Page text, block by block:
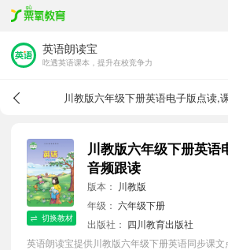
英语朗读宝
吃透英语课本，提升在校竞争力
川教版六年级下册英语电子版点读,
切换教材
川教版六年级下册英语
音频跟读
版本： 川教版
年级： 六年级下册
出版社： 四川教育出版社
英语朗读宝提供川教版六年级下册英语同步课